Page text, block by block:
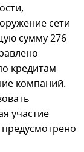
сети
сумму 276
кредитам
компаний.
участие